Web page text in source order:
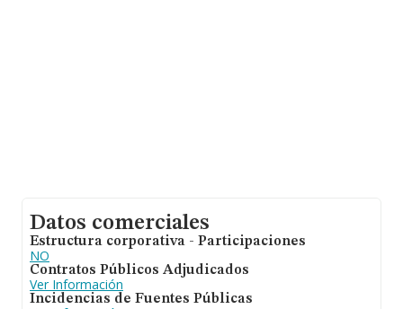
Datos comerciales
Estructura corporativa - Participaciones
NO
Contratos Públicos Adjudicados
Ver Información
Incidencias de Fuentes Públicas